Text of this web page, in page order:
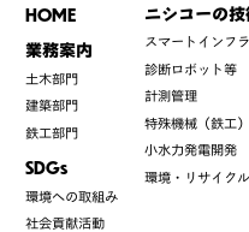
HOME
業務案内
土木部門
建築部門
鉄工部門
SDGs
環境への取組み
社会貢献活動
ニシコーの技
スマートインフ
診断ロボット等
計測管理
特殊機械（鉄工）
小水力発電開発
環境・リサイクル